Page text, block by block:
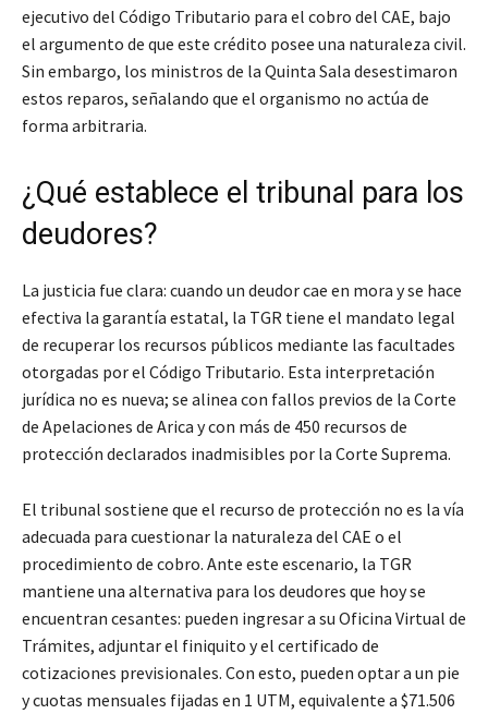
ejecutivo del Código Tributario para el cobro del CAE, bajo
el argumento de que este crédito posee una naturaleza civil.
Sin embargo, los ministros de la Quinta Sala desestimaron
estos reparos, señalando que el organismo no actúa de
forma arbitraria.
¿Qué establece el tribunal para los
deudores?
La justicia fue clara: cuando un deudor cae en mora y se hace
efectiva la garantía estatal, la TGR tiene el mandato legal
de recuperar los recursos públicos mediante las facultades
otorgadas por el Código Tributario. Esta interpretación
jurídica no es nueva; se alinea con fallos previos de la Corte
de Apelaciones de Arica y con más de 450 recursos de
protección declarados inadmisibles por la Corte Suprema.
El tribunal sostiene que el recurso de protección no es la vía
adecuada para cuestionar la naturaleza del CAE o el
procedimiento de cobro. Ante este escenario, la TGR
mantiene una alternativa para los deudores que hoy se
encuentran cesantes: pueden ingresar a su Oficina Virtual de
Trámites, adjuntar el finiquito y el certificado de
cotizaciones previsionales. Con esto, pueden optar a un pie
y cuotas mensuales fijadas en 1 UTM, equivalente a $71.506